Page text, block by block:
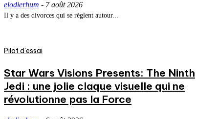
elodierhum - 7 août 2026
Il y a des divorces qui se règlent autour...
Pilot d'essai
Star Wars Visions Presents: The Ninth
Jedi : une jolie claque visuelle qui ne
révolutionne pas la Force